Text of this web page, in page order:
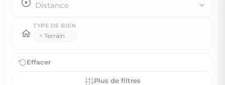
TYPE DE BIEN
× Terrain
Effacer
Plus de filtres